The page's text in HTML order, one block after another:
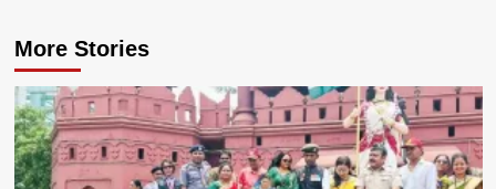
More Stories